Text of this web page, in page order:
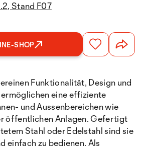
Stand F07
SHOP
Funktionalität, Design und
eine effiziente
und Aussenbereichen wie
öffentlichen Anlagen. Gefertigt
Stahl oder Edelstahl sind sie
einfach zu bedienen. Als